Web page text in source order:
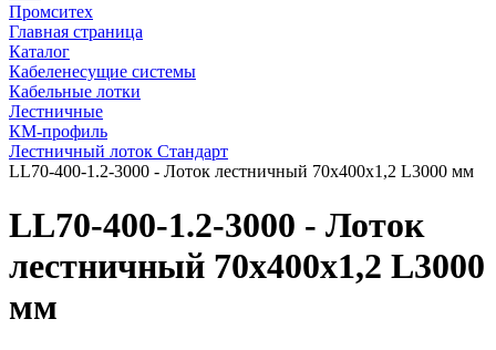
Промситех
Главная страница
Каталог
Кабеленесущие системы
Кабельные лотки
Лестничные
КМ-профиль
Лестничный лоток Стандарт
LL70-400-1.2-3000 - Лоток лестничный 70х400х1,2 L3000 мм
LL70-400-1.2-3000 - Лоток
лестничный 70х400х1,2 L3000
мм